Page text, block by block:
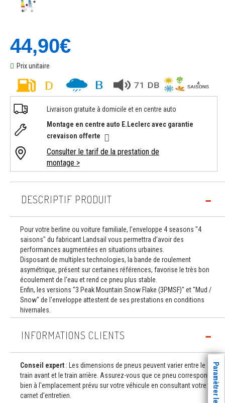
44,90€
Prix unitaire
Livraison gratuite à domicile et en centre auto
Montage en centre auto E.Leclerc avec garantie
crevaison offerte
Consulter le tarif de la prestation de
montage >
DESCRIPTIF PRODUIT
Pour votre berline ou voiture familiale, l'enveloppe 4 seasons "4
saisons" du fabricant Landsail vous permettra d'avoir des
performances augmentées en situations urbaines.
Disposant de multiples technologies, la bande de roulement
asymétrique, présent sur certaines références, favorise le très bon
écoulement de l'eau et rend ce pneu plus stable.
Enfin, les versions "3 Peak Mountain Snow Flake (3PMSF)" et "Mud /
Snow" de l'enveloppe attestent de ses prestations en conditions
hivernales.
INFORMATIONS CLIENTS
Conseil expert : Les dimensions de pneus peuvent varier entre le
train avant et le train arrière. Assurez-vous que ce pneu correspond
bien à l'emplacement prévu sur votre véhicule en consultant votre
carnet d'entretien.